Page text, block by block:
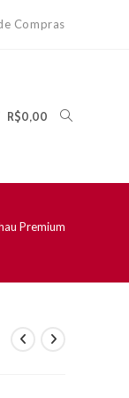
Compras
R$0,00 ALTERNAR
Premium